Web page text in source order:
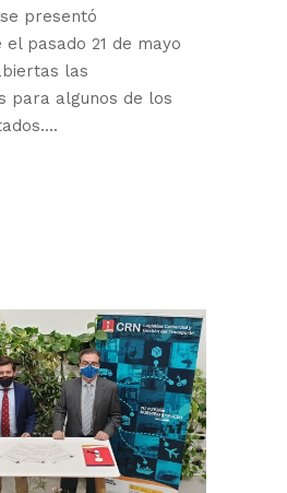
presentó
pasado 21 de mayo
las
para algunos de los